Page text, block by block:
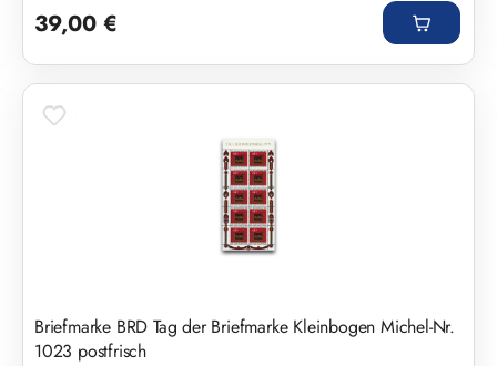
39,00 €
Briefmarke BRD Tag der Briefmarke Kleinbogen Michel-Nr.
1023 postfrisch